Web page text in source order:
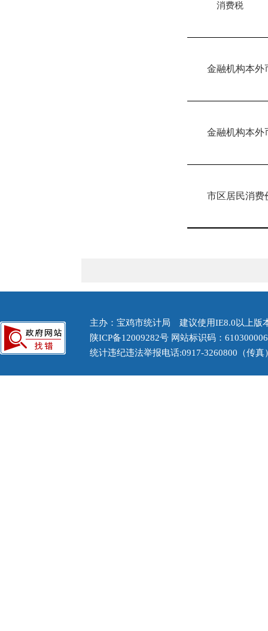
消费税
金融机构本外
金融机构本外
市区居民消费
主办：宝鸡市统计局 建议使用IE8.0以上版
陕ICP备12009282号 网站标识码：
统计违纪违法举报电话:0917-3260800（传